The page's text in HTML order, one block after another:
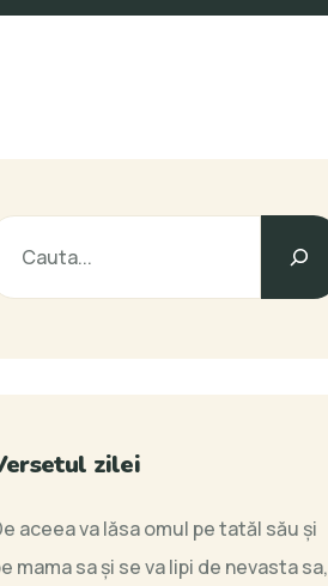
zilei
aceea va lăsa omul pe tatăl său şi
mama sa şi se va lipi de nevasta sa,